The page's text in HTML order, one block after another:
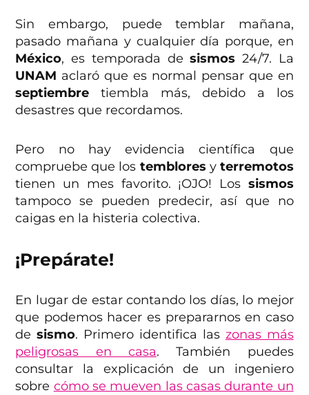
Sin embargo, puede temblar mañana,
pasado mañana y cualquier día porque, en
México, es temporada desismos 24/7. La
UNAM aclaró que es normal pensar que en
septiembre tiembla más, debido a los
desastres que recordamos.
Pero no hay evidencia científica que
compruebe que los temblores y terremotos
tienen un mes favorito. ¡OJO! Los sismos
tampoco se pueden predecir, así que no
caigas en la histeria colectiva.
¡Prepárate!
En lugar de estar contando los días, lo mejor
que podemos hacer es prepararnos en caso
desismo. Primero identifica las zonas más
peligrosas en casa. También puedes
consultar la explicación de un ingeniero
sobre cómo se mueven las casas durante un